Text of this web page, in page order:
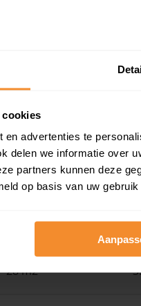
cookies
advertenties te
delen we informatie over
partners kunnen deze
op basis van uw
buurt
Woonoppervlak
110 m2
121 m2
28 m2